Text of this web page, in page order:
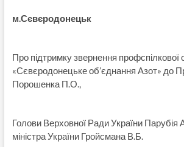
м.Сєвєродонецьк
Про підтримку звернення профспілкової
«Сєвєродонецьке об’єднання Азот» до
Порошенка П.О.,
Голови Верховної Ради України Парубія
міністра України Гройсмана В.Б.